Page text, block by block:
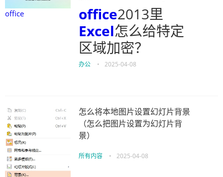
office office2013里
Excel怎么给特定
区域加密？
办公 • 2025-04-08
怎么将本地图片设置幻灯片背景
（怎么把图片设置为幻灯片背
景）
所有内容 • 2025-04-08